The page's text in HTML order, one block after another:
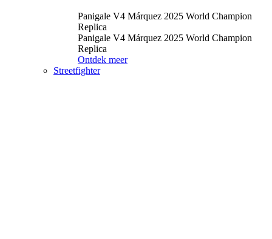
Panigale V4 Márquez 2025 World Champion
Replica
Panigale V4 Márquez 2025 World Champion
Replica
Ontdek meer
Streetfighter